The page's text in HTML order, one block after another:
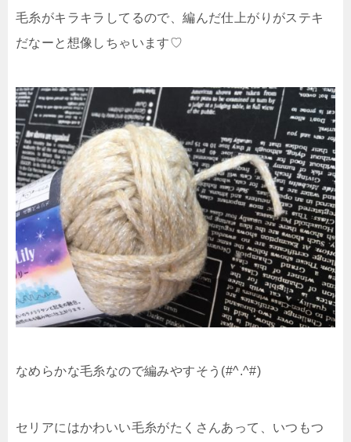
毛糸がキラキラしてるので、編んだ仕上がりがステキ
だなーと想像しちゃいます♡
なめらかな毛糸なので編みやすそう(#^.^#)
セリアにはかわいい毛糸がたくさんあって、いつもつ